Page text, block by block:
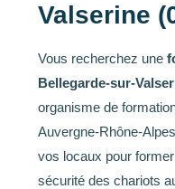
Valserine
Vous recherchez une
Bellegarde-sur-
organisme de
Auvergne-Rhône-
vos locaux pour
sécurité des chariots